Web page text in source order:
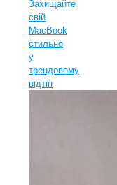
Захищайте
свій
MacBook
стильно
у
трендовому
відтін